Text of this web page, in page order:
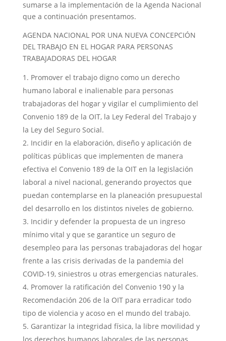
sumarse a la implementación de la Agenda Nacional
que a continuación presentamos.
AGENDA NACIONAL POR UNA NUEVA CONCEPCIÓN
DEL TRABAJO EN EL HOGAR PARA PERSONAS
TRABAJADORAS DEL HOGAR
Promover el trabajo digno como un derecho
humano laboral e inalienable para personas
trabajadoras del hogar y vigilar el cumplimiento del
Convenio 189 de la OIT, la Ley Federal del Trabajo y
la Ley del Seguro Social.
Incidir en la elaboración, diseño y aplicación de
políticas públicas que implementen de manera
efectiva el Convenio 189 de la OIT en la legislación
laboral a nivel nacional, generando proyectos que
puedan contemplarse en la planeación presupuestal
del desarrollo en los distintos niveles de gobierno.
Incidir y defender la propuesta de un ingreso
mínimo vital y que se garantice un seguro de
desempleo para las personas trabajadoras del hogar
frente a las crisis derivadas de la pandemia del
COVID-19, siniestros u otras emergencias naturales.
Promover la ratificación del Convenio 190 y la
Recomendación 206 de la OIT para erradicar todo
tipo de violencia y acoso en el mundo del trabajo.
Garantizar la integridad física, la libre movilidad y